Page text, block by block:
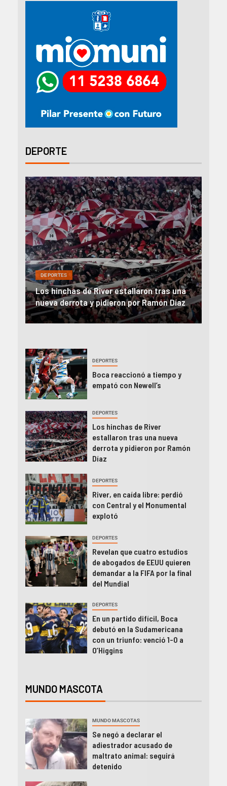
DEPORTE
DEPORTES
Los hinchas de River estallaron tras una
nueva derrota y pidieron por Ramón Díaz
DEPORTES
Boca reaccionó a tiempo y
empató con Newell’s
DEPORTES
Los hinchas de River
estallaron tras una nueva
derrota y pidieron por Ramón
Díaz
DEPORTES
River, en caída libre: perdió
con Central y el Monumental
explotó
DEPORTES
Revelan que cuatro estudios
de abogados de EEUU quieren
demandar a la FIFA por la final
del Mundial
DEPORTES
En un partido difícil, Boca
debutó en la Sudamericana
con un triunfo: venció 1-0 a
O’Higgins
MUNDO MASCOTA
MUNDO MASCOTAS
Se negó a declarar el
adiestrador acusado de
maltrato animal: seguirá
detenido